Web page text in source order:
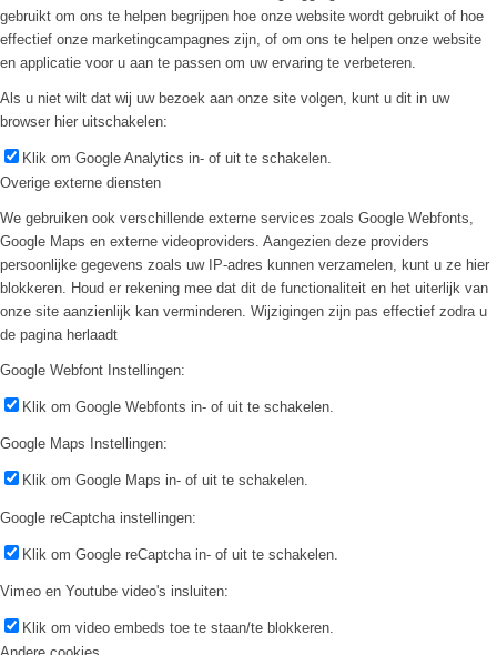
gebruikt om ons te helpen begrijpen hoe onze website wordt gebruikt of hoe
effectief onze marketingcampagnes zijn, of om ons te helpen onze website
en applicatie voor u aan te passen om uw ervaring te verbeteren.
Als u niet wilt dat wij uw bezoek aan onze site volgen, kunt u dit in uw
browser hier uitschakelen:
Klik om Google Analytics in- of uit te schakelen.
Overige externe diensten
We gebruiken ook verschillende externe services zoals Google Webfonts,
Google Maps en externe videoproviders. Aangezien deze providers
persoonlijke gegevens zoals uw IP-adres kunnen verzamelen, kunt u ze hier
blokkeren. Houd er rekening mee dat dit de functionaliteit en het uiterlijk van
onze site aanzienlijk kan verminderen. Wijzigingen zijn pas effectief zodra u
de pagina herlaadt
Google Webfont Instellingen:
Klik om Google Webfonts in- of uit te schakelen.
Google Maps Instellingen:
Klik om Google Maps in- of uit te schakelen.
Google reCaptcha instellingen:
Klik om Google reCaptcha in- of uit te schakelen.
Vimeo en Youtube video's insluiten:
Klik om video embeds toe te staan/te blokkeren.